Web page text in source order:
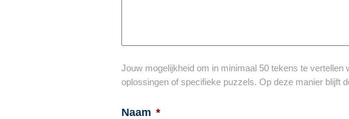
Jouw mogelijkheid om in minimaal 50 tekens te
oplossingen of specifieke puzzels. Op deze manier blijft
Naam *